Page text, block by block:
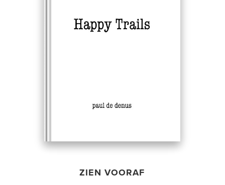
ZIEN VOORAF